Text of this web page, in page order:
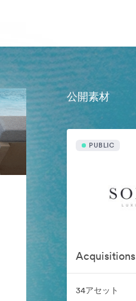
公開素材
PUBLIC
Acquisitions
34アセット